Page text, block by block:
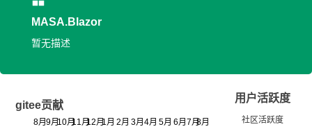
MASA.Blazor
暂无描述
gitee贡献
用户活跃度